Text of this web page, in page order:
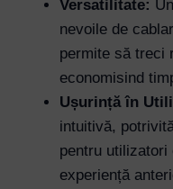
Versatilitate:
nevoile de
permite să treci
economisind
Ușurință în
intuitivă,
pentru
experiență